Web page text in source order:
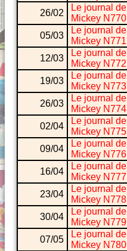
26/02
Le journal de
Mickey N770
05/03
Le journal de
Mickey N771
12/03
Le journal de
Mickey N772
19/03
Le journal de
Mickey N773
26/03
Le journal de
Mickey N774
02/04
Le journal de
Mickey N775
09/04
Le journal de
Mickey N776
16/04
Le journal de
Mickey N777
23/04
Le journal de
Mickey N778
30/04
Le journal de
Mickey N779
07/05
Le journal de
Mickey N780